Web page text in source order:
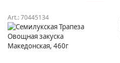
Art.:70445134